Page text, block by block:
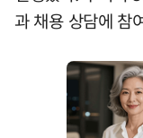
과 채용 상담에 참